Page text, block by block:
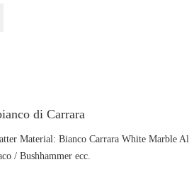
di Carrara
Material: Bianco Carrara White Marble
/ Bushhammer ecc.